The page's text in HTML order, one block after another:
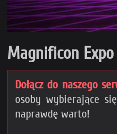
Magnificon Expo
Dołącz do naszego
osoby wybierające
naprawdę warto!